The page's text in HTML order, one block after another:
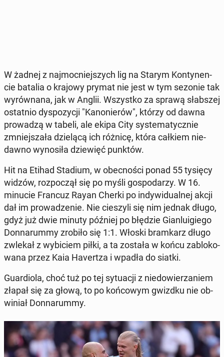
W żadnej z naj­moc­niej­szych lig na Starym Kon­ty­nen­
cie batalia o krajowy prymat nie jest w tym sezonie tak
wy­rów­na­na, jak w Anglii. Wszyst­ko za sprawą słab­szej
ostat­nio dys­po­zy­cji "Ka­no­nie­rów", którzy od dawna
pro­wa­dzą w tabeli, ale ekipa City sys­te­ma­tycz­nie
zmniej­sza­ła dzie­lą­cą ich różnicę, która całkiem nie­
daw­no wy­no­si­ła dzie­więć punktów.
Hit na Etihad Stadium, w obec­no­ści ponad 55 tysięcy
widzów, roz­po­czął się po myśli go­spo­da­rzy. W 16.
minucie Francuz Rayan Cherki po in­dy­wi­du­al­nej akcji
dał im pro­wa­dze­nie. Nie cie­szy­li się nim jednak długo,
gdyż już dwie minuty później po błędzie Gian­lu­igie­go
Don­na­rum­my zrobiło się 1:1. Włoski bram­karz długo
zwlekał z wy­bi­ciem piłki, a ta została w końcu za­blo­ko­
wa­na przez Kaia Ha­vert­za i wpadła do siatki.
Gu­ar­dio­la, choć tuż po tej sy­tu­acji z nie­do­wie­rza­niem
złapał się za głową, to po koń­co­wym gwizdku nie ob­
wi­niał Don­na­rum­my.